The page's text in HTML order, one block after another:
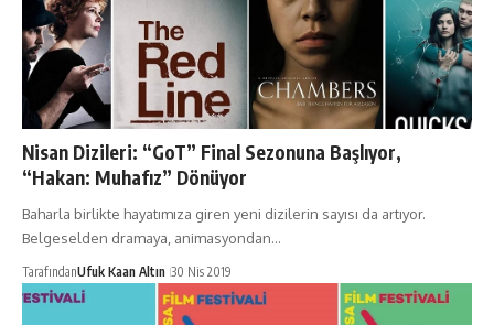
Nisan Dizileri: “GoT” Final Sezonuna Başlıyor,
“Hakan: Muhafız” Dönüyor
Baharla birlikte hayatımıza giren yeni dizilerin sayısı da artıyor.
Belgeselden dramaya, animasyondan…
TarafındanUfuk Kaan Altın 30 Nis 2019